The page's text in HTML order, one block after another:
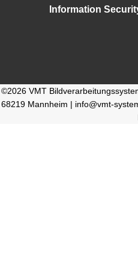
Information
©2026 VMT
68219 Mannheim | info@vmt-